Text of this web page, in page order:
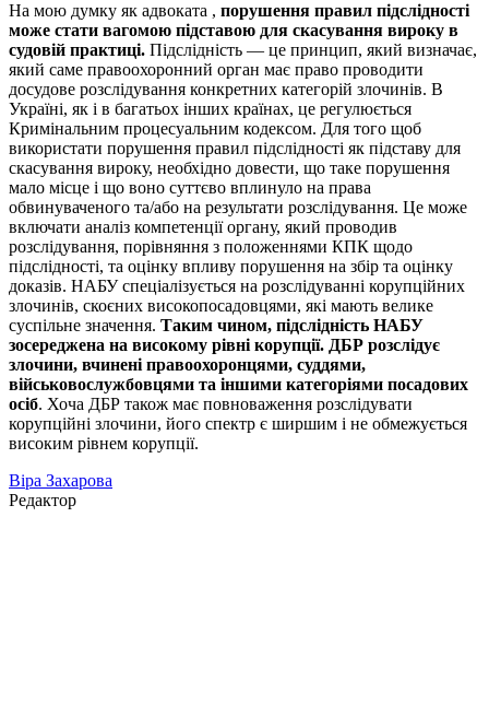
На мою думку як адвоката , порушення правил підслідності
може стати вагомою підставою для скасування вироку в
судовій практиці. Підслідність — це принцип, який визначає,
який саме правоохоронний орган має право проводити
досудове розслідування конкретних категорій злочинів. В
Україні, як і в багатьох інших країнах, це регулюється
Кримінальним процесуальним кодексом. Для того щоб
використати порушення правил підслідності як підставу для
скасування вироку, необхідно довести, що таке порушення
мало місце і що воно суттєво вплинуло на права
обвинуваченого та/або на результати розслідування. Це може
включати аналіз компетенції органу, який проводив
розслідування, порівняння з положеннями КПК щодо
підслідності, та оцінку впливу порушення на збір та оцінку
доказів. НАБУ спеціалізується на розслідуванні корупційних
злочинів, скоєних високопосадовцями, які мають велике
суспільне значення. Таким чином, підслідність НАБУ
зосереджена на високому рівні корупції. ДБР розслідує
злочини, вчинені правоохоронцями, суддями,
військовослужбовцями та іншими категоріями посадових
осіб. Хоча ДБР також має повноваження розслідувати
корупційні злочини, його спектр є ширшим і не обмежується
високим рівнем корупції.
Віра Захарова
Редактор